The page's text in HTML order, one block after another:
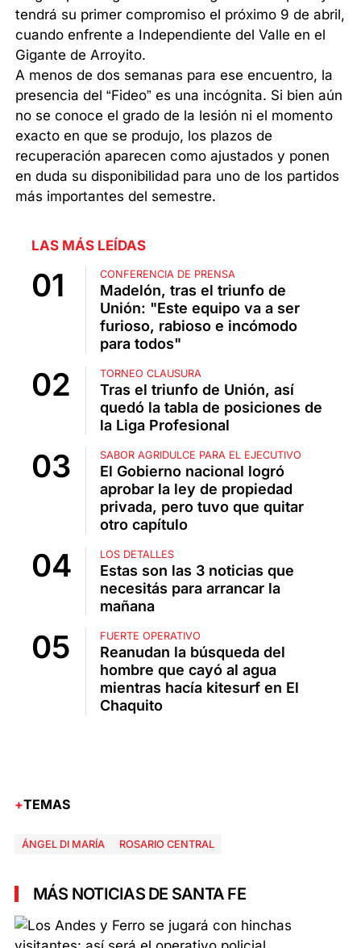
tendrá su primer compromiso el próximo 9 de abril,
cuando enfrente a Independiente del Valle en el
Gigante de Arroyito.
A menos de dos semanas para ese encuentro, la
presencia del “Fideo” es una incógnita. Si bien aún
no se conoce el grado de la lesión ni el momento
exacto en que se produjo, los plazos de
recuperación aparecen como ajustados y ponen
en duda su disponibilidad para uno de los partidos
más importantes del semestre.
LAS MÁS LEÍDAS
CONFERENCIA DE PRENSA
Madelón, tras el triunfo de
Unión: "Este equipo va a ser
furioso, rabioso e incómodo
para todos"
TORNEO CLAUSURA
Tras el triunfo de Unión, así
quedó la tabla de posiciones de
la Liga Profesional
SABOR AGRIDULCE PARA EL EJECUTIVO
El Gobierno nacional logró
aprobar la ley de propiedad
privada, pero tuvo que quitar
otro capítulo
LOS DETALLES
Estas son las 3 noticias que
necesitás para arrancar la
mañana
FUERTE OPERATIVO
Reanudan la búsqueda del
hombre que cayó al agua
mientras hacía kitesurf en El
Chaquito
TEMAS
ÁNGEL DI MARÍA ROSARIO CENTRAL
MÁS NOTICIAS DE SANTA FE